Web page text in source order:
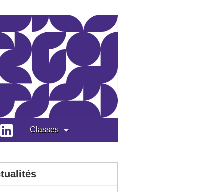
Classes